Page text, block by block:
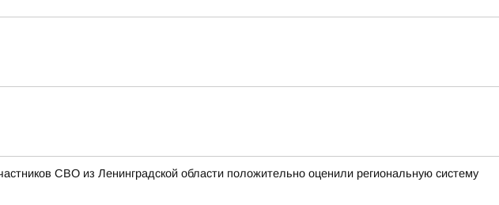
СВО из Ленинградской области положительно оценили региональную систему